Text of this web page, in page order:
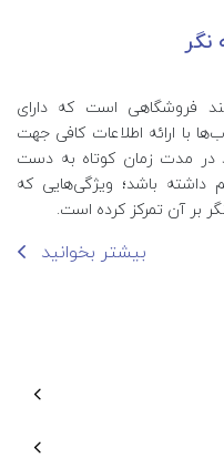
فروشگاهی است که دارای
با ارائه اطلاعات کافی جهت
در مدت زمان کوتاه به دست
باشد؛ ویژگی‌هایی که
بر آن تمرکز کرده است.
بیشتر بخوانید